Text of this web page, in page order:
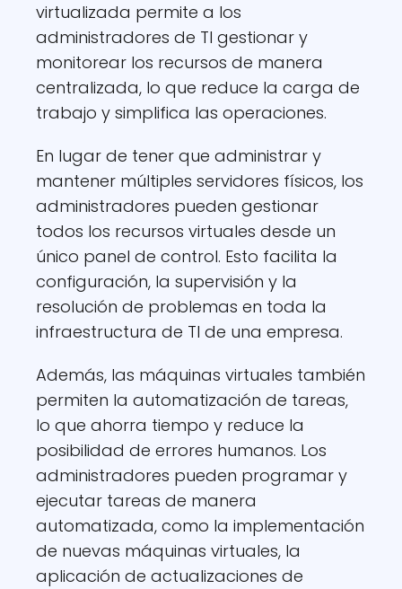
virtualizada permite a los
administradores de TI gestionar y
monitorear los recursos de manera
centralizada, lo que reduce la carga de
trabajo y simplifica las operaciones.
En lugar de tener que administrar y
mantener múltiples servidores físicos, los
administradores pueden gestionar
todos los recursos virtuales desde un
único panel de control. Esto facilita la
configuración, la supervisión y la
resolución de problemas en toda la
infraestructura de TI de una empresa.
Además, las máquinas virtuales también
permiten la automatización de tareas,
lo que ahorra tiempo y reduce la
posibilidad de errores humanos. Los
administradores pueden programar y
ejecutar tareas de manera
automatizada, como la implementación
de nuevas máquinas virtuales, la
aplicación de actualizaciones de